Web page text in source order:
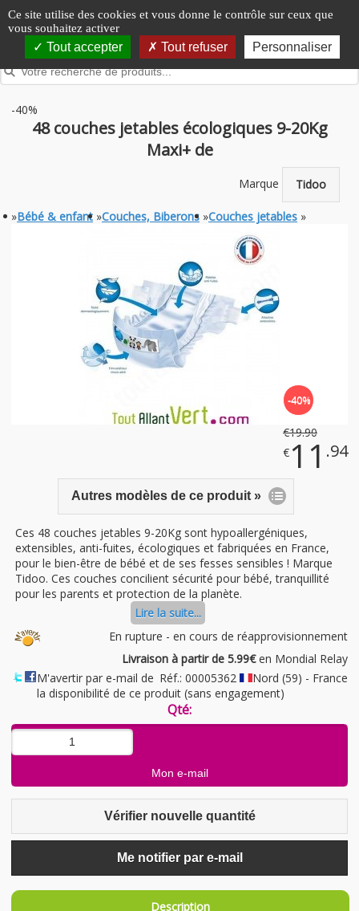
Panneau de gestion des cookies
Ce site utilise des cookies et vous donne le contrôle sur ceux que
vous souhaitez activer
Tout accepter Tout refuser Personnaliser
-40%
48 couches jetables écologiques 9-20Kg
Maxi+ de
Marque Tidoo
»Bébé & enfant »Couches, Biberons »Couches jetables »
-40%
€19.90
€ 11 .94
Autres modèles de ce produit »
Ces 48 couches jetables 9-20Kg sont hypoallergéniques,
extensibles, anti-fuites, écologiques et fabriquées en France,
pour le bien-être de bébé et de ses fesses sensibles ! Marque
Tidoo. Ces couches concilient sécurité pour bébé, tranquillité
pour les parents et protection de la planète.
Lire la suite...
En rupture - en cours de réapprovisionnement
Livraison à partir de 5.99€en Mondial Relay
Réf.: 00005362
Nord (59) - France
M'avertir par e-mail de
la disponibilité de ce produit (sans engagement)
Qté:
Vérifier nouvelle quantité
Me notifier par e-mail
Description